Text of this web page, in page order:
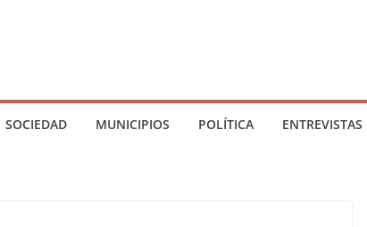
SOCIEDAD MUNICIPIOS POLÍTICA ENTREVISTAS